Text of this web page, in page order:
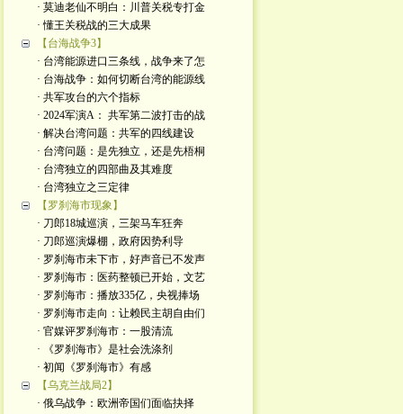
· 莫迪老仙不明白：川普关税专打金
· 懂王关税战的三大成果
【台海战争3】
· 台湾能源进口三条线，战争来了怎
· 台海战争：如何切断台湾的能源线
· 共军攻台的六个指标
· 2024军演A： 共军第二波打击的战
· 解决台湾问题：共军的四线建设
· 台湾问题：是先独立，还是先梧桐
· 台湾独立的四部曲及其难度
· 台湾独立之三定律
【罗刹海市现象】
· 刀郎18城巡演，三架马车狂奔
· 刀郎巡演爆棚，政府因势利导
· 罗刹海市未下市，好声音已不发声
· 罗刹海市：医药整顿已开始，文艺
· 罗刹海市：播放335亿，央视捧场
· 罗刹海市走向：让赖民主胡自由们
· 官媒评罗刹海市：一股清流
· 《罗刹海市》是社会洗涤剂
· 初闻《罗刹海市》有感
【乌克兰战局2】
· 俄乌战争：欧洲帝国们面临抉择